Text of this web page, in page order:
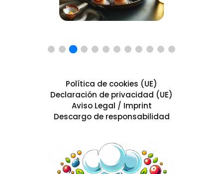
Política de cookies (UE)
Declaración de privacidad (UE)
Aviso Legal / Imprint
Descargo de responsabilidad